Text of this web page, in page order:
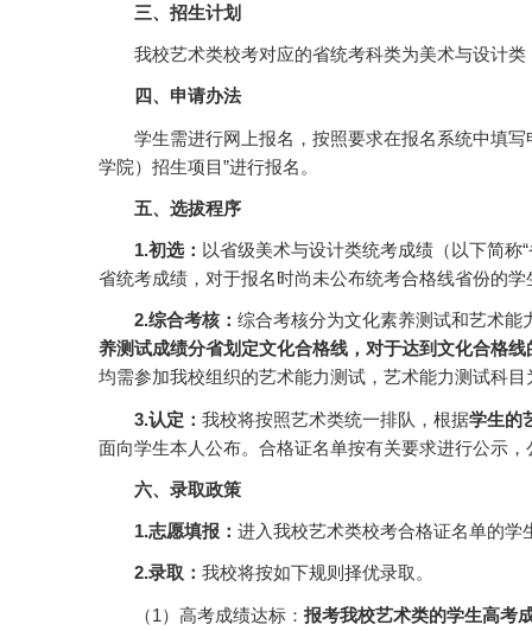
三、招生计划
我校艺术类校考对应的省统考科类为美术与设计
四、申请办法
学生需进行网上报名，按照要求在报名系统中填
学院）招生项目”进行报名。
五、选拔程序
1.初选： 以省级美术与设计类统考成绩（以下简
省统考成绩，对于报名时尚未公布统考合格线省份的
2.综合考核： 综合考核分为文化素养测试和艺术
养测试成绩分省划定文化合格线， 对于达到文化合格线
均需参加我校组织的艺术能力测试，艺术能力测试科
3.认定 ： 我校将按照艺术类统一排队，根据学生的
面向学生本人公布。合格证名单按有关要求进行公示
六、录取政策
1.志愿填报： 进入我校艺术类校考合格证名单的
2.录取： 我校将按如下规则择优录取。
（1）高考成绩达标： 报考我校艺术类的学生高考